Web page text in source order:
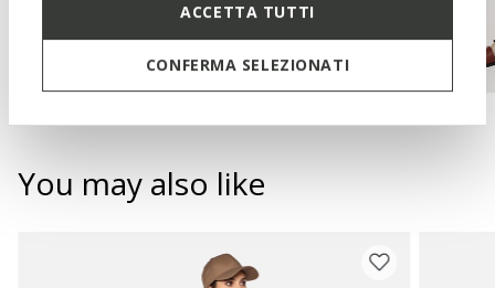
ACCETTA TUTTI
CONFERMA SELEZIONATI
You may also like